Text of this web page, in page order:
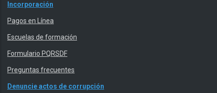
Incorporación
Pagos en Línea
Escuelas de formación
Formulario PQRSDF
Preguntas frecuentes
Denuncie actos de corrupción